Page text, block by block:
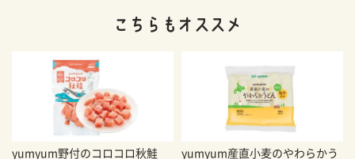
yumyum野付のコロコロ秋鮭
yumyum産直小麦のやわらかう